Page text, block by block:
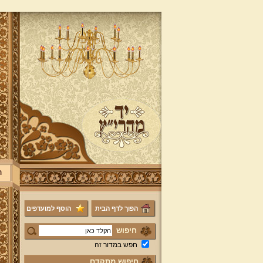
הפוך לדף הבית הוסף למועדפים
חיפוש
חפש במדור זה